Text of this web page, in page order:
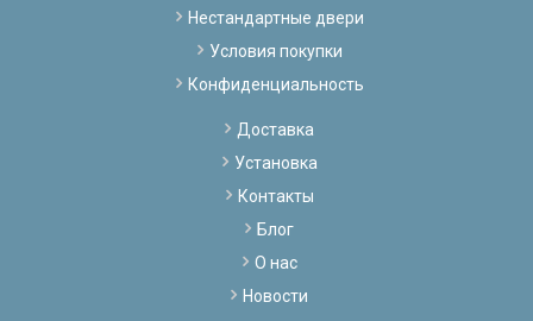
Нестандартные двери
Условия покупки
Конфиденциальность
Доставка
Установка
Контакты
Блог
О нас
Новости